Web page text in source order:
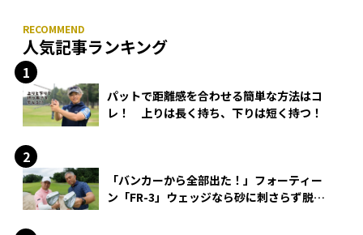
人気記事ランキング
パットで距離感を合わせる簡単な方法はコ
レ！ 上りは長く持ち、下りは短く持つ！
「バンカーから全部出た！」フォーティー
ン「FR-3」ウェッジなら砂に刺さらず脱出